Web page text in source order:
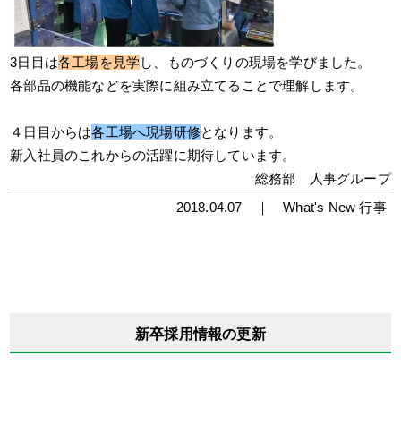
3日目は各工場を見学し、ものづくりの現場を学びました。
各部品の機能などを実際に組み立てることで理解します。
４日目からは各工場へ現場研修となります。
新入社員のこれからの活躍に期待しています。
総務部 人事グループ
2018.04.07 ｜What's New 行事
新卒採用情報の更新